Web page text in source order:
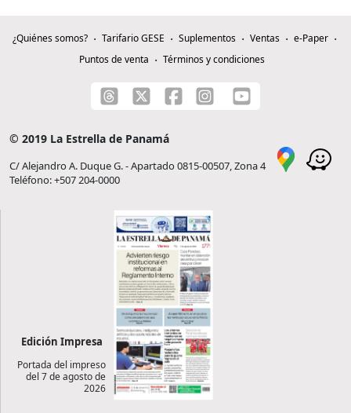
¿Quiénes somos? Tarifario GESE Suplementos Ventas
e-Paper
Puntos de venta
Términos y condiciones
© 2019 La Estrella de Panamá
C/ Alejandro A. Duque G. - Apartado 0815-00507, Zona 4
Teléfono: +507 204-0000
Edición Impresa
Portada del impreso
del 7 de agosto de
2026